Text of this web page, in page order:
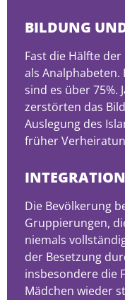
BILDUNG
Fast die Hälfte
als Analphabeten.
sind es über 75%.
zerstörten das
Auslegung des
früher
Die Bevölkerung
Gruppierungen,
niemals
der Besetzung
insbesondere die
Mädchen wieder